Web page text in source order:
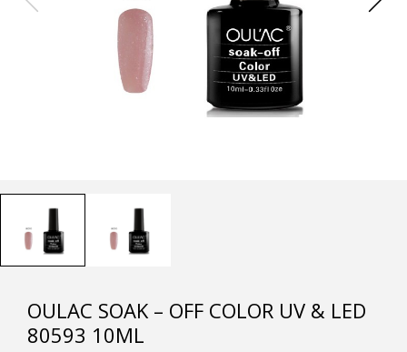
OULAC SOAK – OFF COLOR UV & LED
80593 10ML